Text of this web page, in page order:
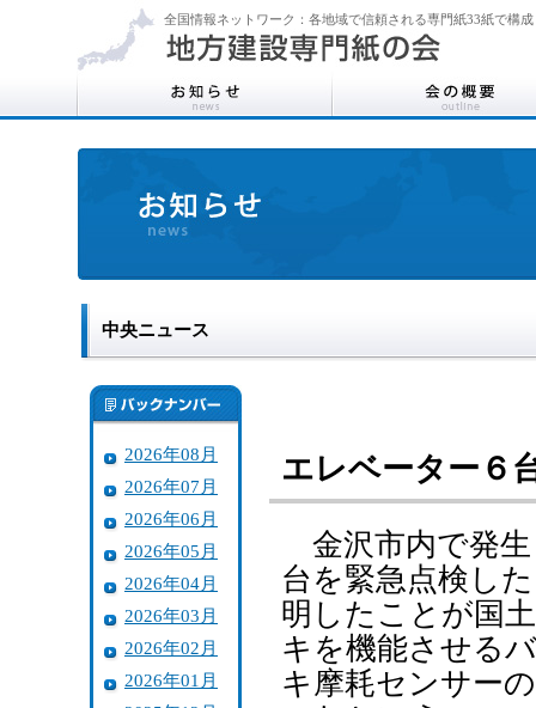
全国情報ネットワーク：各地域で信頼される専門紙33紙で構成
中央ニュース
2026年08月
2026年07月
2026年06月
2026年05月
2026年04月
2026年03月
2026年02月
2026年01月
エレベーター６
金沢市内で発生
台を緊急点検し
明したことが国
キを機能させる
キ摩耗センサー